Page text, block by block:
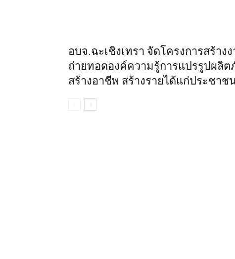
อบจ.ฉะเชิงเทรา จัดโครงการสร้า
ถ่ายทอดองค์ความรู้การแปรรูปผลิ
สร้างอาชีพ สร้างรายได้แก่ประชาช